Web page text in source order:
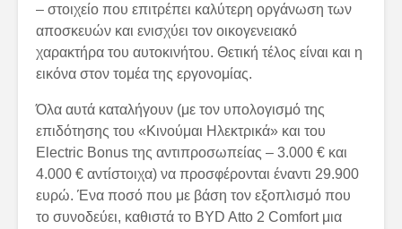
– στοιχείο που επιτρέπει καλύτερη οργάνωση των
αποσκευών και ενισχύει τον οικογενειακό
χαρακτήρα του αυτοκινήτου. Θετική τέλος είναι και η
εικόνα στον τομέα της εργονομίας.
Όλα αυτά καταλήγουν (με τον υπολογισμό της
επιδότησης του «Κινούμαι Ηλεκτρικά» και του
Electric Bonus της αντιπροσωπείας – 3.000 € και
4.000 € αντίστοιχα) να προσφέρονται έναντι 29.900
ευρώ. Ένα ποσό που με βάση τον εξοπλισμό που
το συνοδεύει, καθιστά το BYD Atto 2 Comfort μια